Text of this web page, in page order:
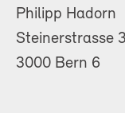
Philipp Hadorn
Steinerstrasse
3000 Bern 6